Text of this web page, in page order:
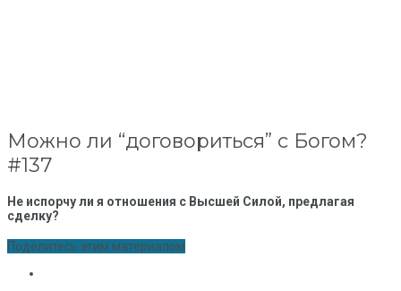
Можно ли “договориться” с Богом?
#137
Не испорчу ли я отношения с Высшей Силой, предлагая
сделку?
Поделитесь этим материалом